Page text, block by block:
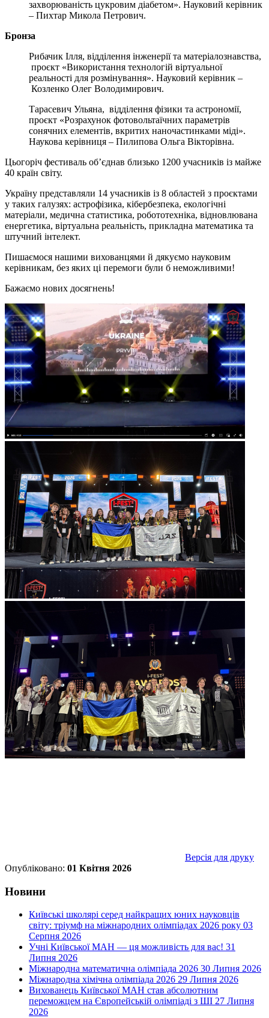
захворюваність цукровим діабетом». Науковий керівник
‒ Пихтар Микола Петрович.
Бронза
Рибачик Ілля, відділення інженерії та матеріалознавства,
проєкт «Використання технологій віртуальної
реальності для розмінування». Науковий керівник ‒
Козленко Олег Володимирович.
Тарасевич Ульяна, відділення фізики та астрономії,
проєкт «Розрахунок фотовольтаїчних параметрів
сонячних елементів, вкритих наночастинками міді».
Наукова керівниця ‒ Пилипова Ольга Вікторівна.
Цьогоріч фестиваль об’єднав близько 1200 учасників із майже
40 країн світу.
Україну представляли 14 учасників із 8 областей з проєктами
у таких галузях: астрофізика, кібербезпека, екологічні
матеріали, медична статистика, робототехніка, відновлювана
енергетика, віртуальна реальність, прикладна математика та
штучний інтелект.
Пишаємося нашими вихованцями й дякуємо науковим
керівникам, без яких ці перемоги були б неможливими!
Бажаємо нових досягнень!
Версія для друку
Опубліковано: 01 Квітня 2026
Новини
Київські школярі серед найкращих юних науковців
світу: тріумф на міжнародних олімпіадах 2026 року 03
Серпня 2026
Учні Київської МАН — ця можливість для вас! 31
Липня 2026
Міжнародна математична олімпіада 2026 30 Липня 2026
Міжнародна хімічна олімпіада 2026 29 Липня 2026
Вихованець Київської МАН став абсолютним
переможцем на Європейській олімпіаді з ШІ 27 Липня
2026